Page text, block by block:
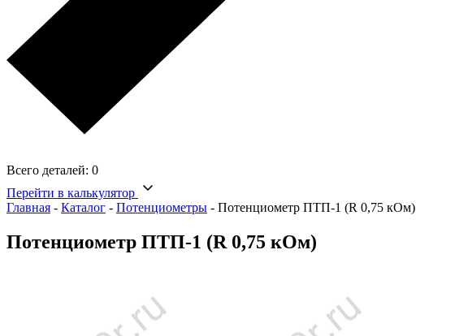
Всего деталей: 0
Перейти в калькулятор
Главная - Каталог - Потенциометры - Потенциометр ПТП-1 (R 0,75 кОм)
Потенциометр ПТП-1 (R 0,75 кОм)